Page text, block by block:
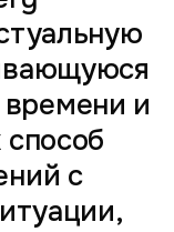
времени и
с